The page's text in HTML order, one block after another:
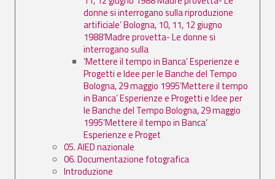
donne si interrogano sulla riproduzione
artificiale’ Bologna, 10, 11, 12 giugno
1988’Madre provetta- Le donne si
interrogano sulla
’Mettere il tempo in Banca’ Esperienze e
Progetti e Idee per le Banche del Tempo
Bologna, 29 maggio 1995’Mettere il tempo
in Banca’ Esperienze e Progetti e Idee per
le Banche del Tempo Bologna, 29 maggio
1995’Mettere il tempo in Banca’
Esperienze e Proget
05. AIED nazionale
06. Documentazione fotografica
Introduzione